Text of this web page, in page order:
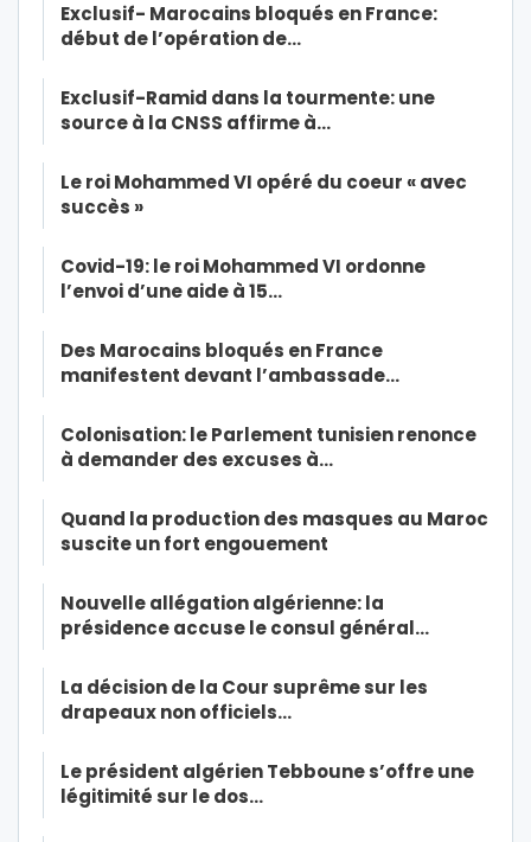
Exclusif- Marocains bloqués en France:
début de l’opération de…
Exclusif-Ramid dans la tourmente: une
source à la CNSS affirme à…
Le roi Mohammed VI opéré du coeur « avec
succès »
Covid-19: le roi Mohammed VI ordonne
l’envoi d’une aide à 15…
Des Marocains bloqués en France
manifestent devant l’ambassade…
Colonisation: le Parlement tunisien renonce
à demander des excuses à…
Quand la production des masques au Maroc
suscite un fort engouement
Nouvelle allégation algérienne: la
présidence accuse le consul général…
La décision de la Cour suprême sur les
drapeaux non officiels…
Le président algérien Tebboune s’offre une
légitimité sur le dos…